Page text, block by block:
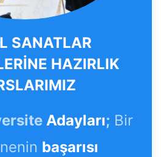
SANATLAR
HAZIRLIK
Adayları; Bir
başarısı